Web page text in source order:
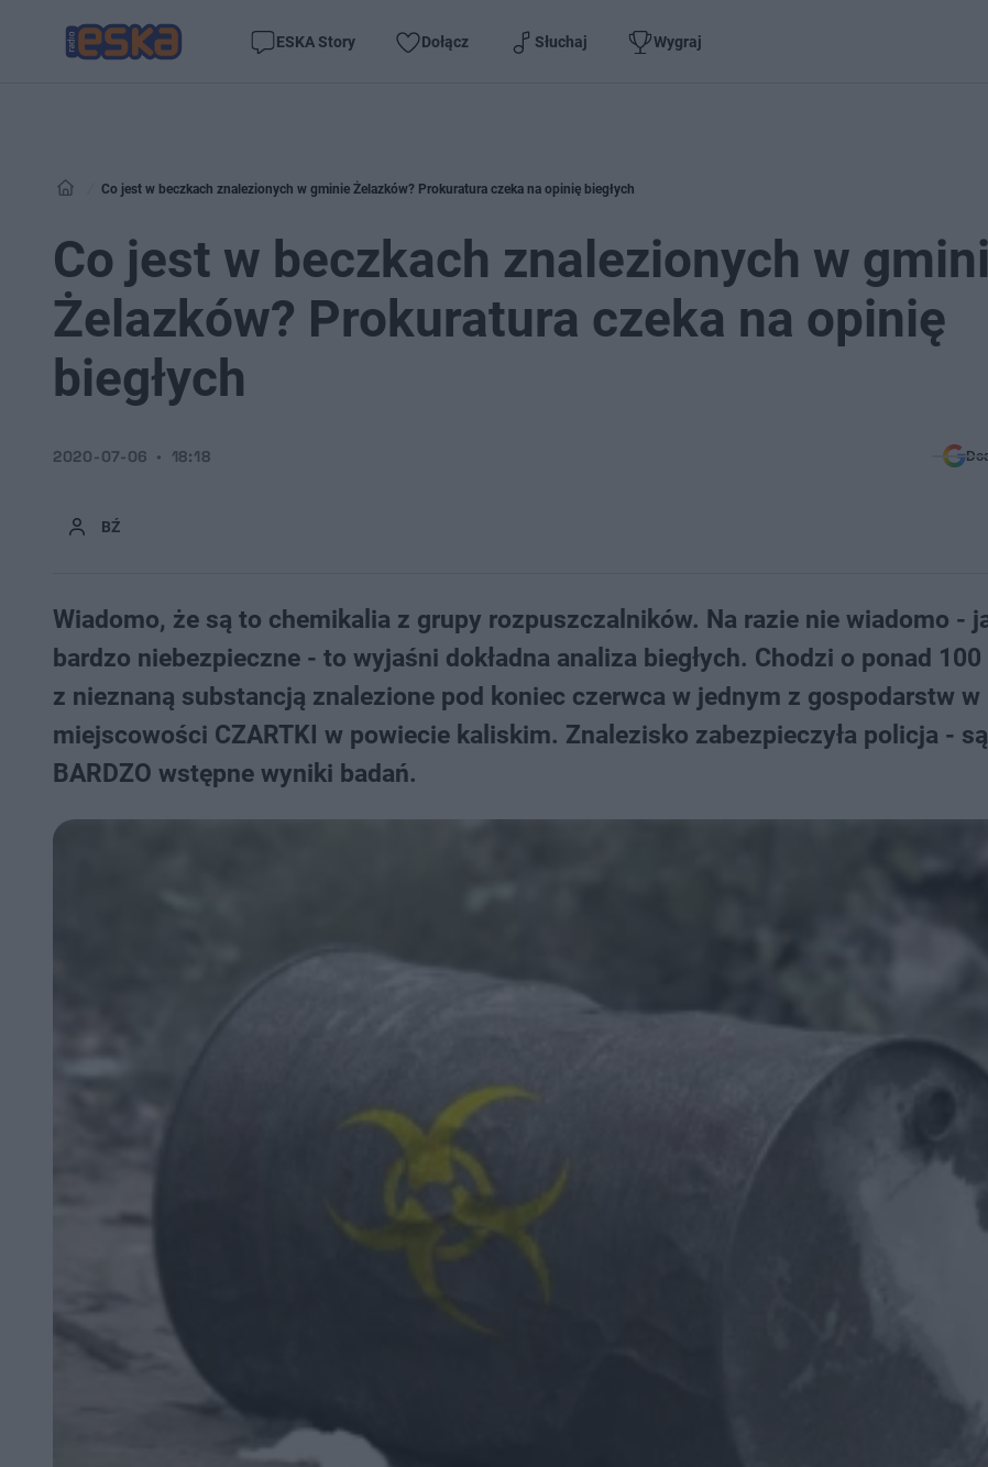
ESKA Story Dołącz Słuchaj Wygraj
Co jest w beczkach znalezionych w gminie Żelazków? Prokuratura czeka na opinię biegłych
Co jest w beczkach znalezionych w
Żelazków? Prokuratura czeka na opinię
biegłych
BŹ
2020-07-06 18:18
Wiadomo, że są to chemikalia z grupy rozpuszczalników. Na razie nie wiadomo -
bardzo niebezpieczne - to wyjaśni dokładna analiza biegłych. Chodzi o ponad
z nieznaną substancją znalezione pod koniec czerwca w jednym z gospodarstw w
miejscowości CZARTKI w powiecie kaliskim. Znalezisko zabezpieczyła policja - są
BARDZO wstępne wyniki badań.